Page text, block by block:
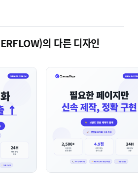
편하게 만들어
드립니다
탕으로 필요한 순간에 함께하는
페24 전문 파트너
개의 쇼핑몰이
선택한
의 다른 디자인